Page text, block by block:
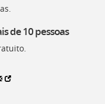
de 10 pessoas